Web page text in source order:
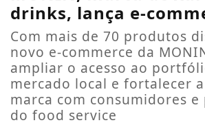
drinks, lança e-
Com mais de 70 produtos
novo e-commerce da
ampliar o acesso ao
mercado local e fortalecer
marca com consumidores
do food service